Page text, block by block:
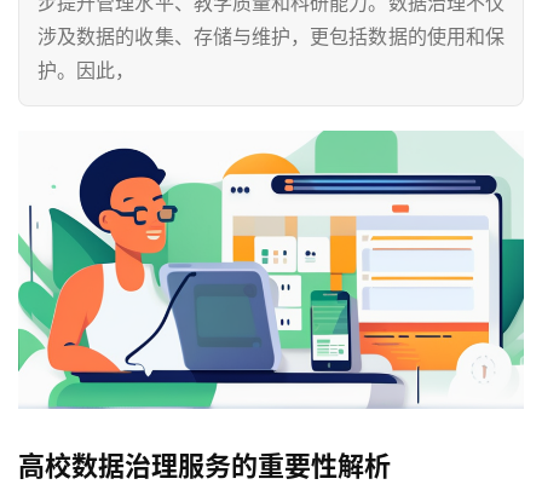
涉及数据的收集、存储与维护，更包括数据的使用和保
护。因此，
高校数据治理服务的重要性解析